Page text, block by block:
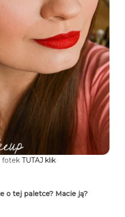
fotek TUTAJ klik
o tej paletce? Macie ją?